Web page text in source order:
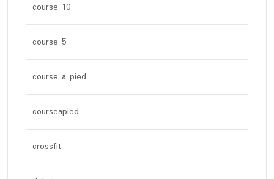
course 10
course 5
course a pied
courseapied
crossfit